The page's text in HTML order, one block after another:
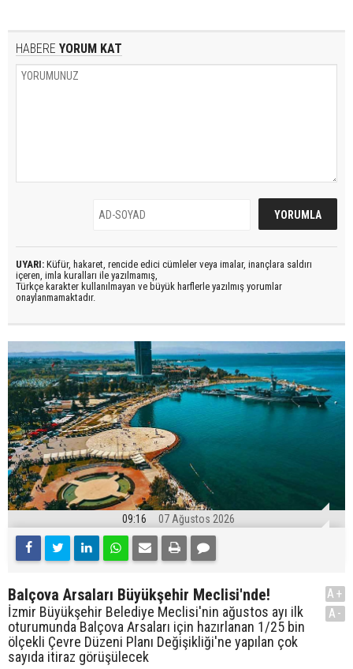
HABERE YORUM KAT
UYARI: Küfür, hakaret, rencide edici cümleler veya imalar, inançlara saldırı
içeren, imla kuralları ile yazılmamış,
Türkçe karakter kullanılmayan ve büyük harflerle yazılmış yorumlar
onaylanmamaktadır.
09:16 07 Ağustos 2026
Balçova Arsaları Büyükşehir Meclisi'nde!
İzmir Büyükşehir Belediye Meclisi'nin ağustos ayı ilk
oturumunda Balçova Arsaları için hazırlanan 1/25 bin
ölçekli Çevre Düzeni Planı Değişikliği'ne yapılan çok
sayıda itiraz görüşülecek
A+
A-